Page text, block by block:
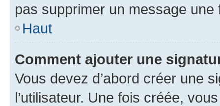
pas supprimer un message une
Haut
Comment ajouter une
Vous devez d’abord créer une
l’utilisateur. Une fois créée,